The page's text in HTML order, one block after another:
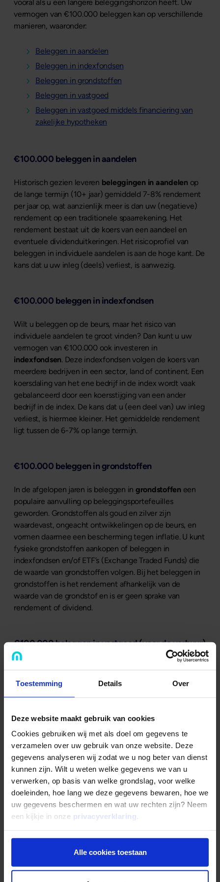
Toestemming Details Over
Deze website maakt gebruik van cookies
Cookies gebruiken wij met als doel om gegevens te
verzamelen over uw gebruik van onze website. Deze
gegevens analyseren wij zodat we u nog beter van dienst
kunnen zijn. Wilt u weten welke gegevens we van u
verwerken, op basis van welke grondslag, voor welke
doeleinden, hoe lang we deze gegevens bewaren, hoe we
uw gegevens beschermen en wat uw rechten zijn? Neem
een kijkje in onze privacyverklaring.
Alle cookies toestaan
vooral als u een langere beleggingshorizon heeft. Uw
vermogen van €100.000 beleggen kan op verschillende
manieren, waaronder:
Beleggen in aandelen
Beleggen in indexfondsen
Beleggen in grondstoffen
Beleggen in vastgoed
Beleggen in vastgoed middels financiering van
zakelijke hypotheken
€100.000 beleggen in aandelen
Historisch gezien leveren beleggingen in aandelen op
de lange termijn (10+ jaar) gemiddeld 7-8% rendement
per jaar op, wat aanzienlijk meer is dan uw (negatieve)
rendement op een traditionele spaarrekening. Het
rendement bestaat uit de koers van een aandeel en
eventuele dividenduitkeringen. Het risicoprofiel van
beleggen in individuele aandelen is aan de hoge kant. De
kans dat u uw inleg (deels) verliest, is aanwezig.
€100.000 beleggen in indexfondsen
Wilt u beleggen op de beurs, maar het risico van
individuele aandelen te groot vinden? Dan kunt u uw
vermogen van €100.000 ook investeren in
indexfondsen. Deze indexfondsen volgen de koers van
meerdere bedrijven in een sector, land of continent. Een
koersdaling van het ene bedrijf in de index wordt vaak
gebalanceerd door een koersstijging van een ander
bedrijf in de index. De kans dat u (een deel van) uw inleg
verliest, is hiermee kleiner. Het gemiddelde rendement
ligt tussen de 6-7% op lange termijn.
€100.000 beleggen in grondstoffen
In de afgelopen jaren is beleggen in grondstoffen een
populaire aanvulling op beleggingsportefeuilles
geworden. Grondstoffen als goud en zilver zijn
waardevast, ongeacht ontwikkelingen op de beurs, en
vormen daarmee een bescherming tegen inflatie. U kunt
fysieke grondstoffen aankopen of beleggen in
indexfondsen en/of ETF’s (Exchange Traded Funds) die
de waarde van grondstoffen volgen. Bij het beleggen in
grondstoffen is het rendement afhankelijk van de
waarde van de grondstof en is er geen sprake van
rendement of dividend.
€100.000 beleggen in vastgoed (voor de verhuur)
€100.000 aan vermogen heeft u voldoende eigen
inbreng om een of meerdere vastgoedobjecten voor de
Mogelijk is de benodigde eigen inbreng (minimaal) 15%
inbreng ten opzichte van de totale marktwaarde, hoe
gunstiger het rentepercentage over uw financiering. Het
rendement van beleggen in vastgoed is afhankelijk van
meerdere factoren, waaronder de gestelde huurprijs,
eventuele leegstand, periodiek onderhoud en
hypotheeklasten.
Lees meer over het rendement van beleggen in
€100.000 beleggen in zakelijke hypotheken